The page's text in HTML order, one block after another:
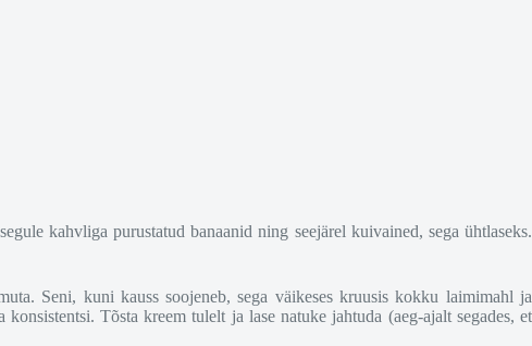
kahvliga purustatud banaanid ning seejärel kuivained, sega ühtlaseks.
Seni, kuni kauss soojeneb, sega väikeses kruusis kokku laimimahl ja
Tõsta kreem tulelt ja lase natuke jahtuda (aeg-ajalt segades, et